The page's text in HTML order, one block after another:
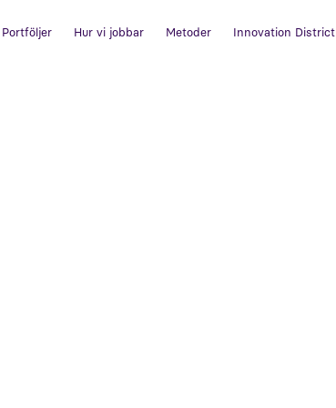
Portföljer Hur vi jobbar Metoder Innovation District